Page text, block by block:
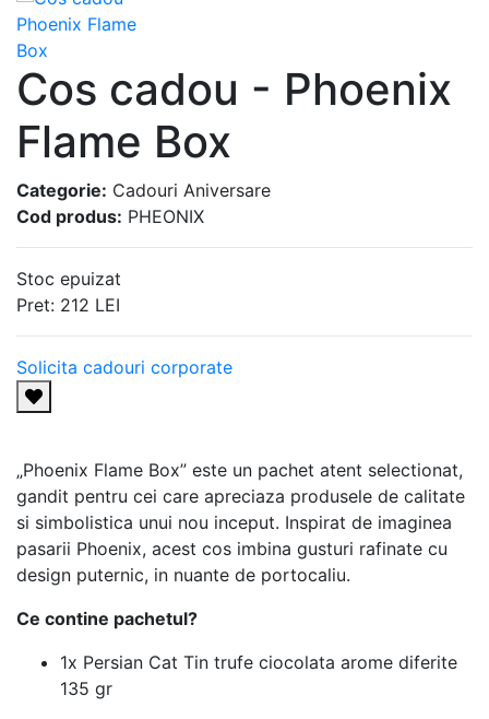
Cos cadou - Phoenix
Flame Box
Categorie: Cadouri Aniversare
Cod produs: PHEONIX
Stoc epuizat
Pret: 212 LEI
Solicita cadouri corporate
„Phoenix Flame Box” este un pachet atent selectionat,
gandit pentru cei care apreciaza produsele de calitate
si simbolistica unui nou inceput. Inspirat de imaginea
pasarii Phoenix, acest cos imbina gusturi rafinate cu
design puternic, in nuante de portocaliu.
Ce contine pachetul?
1x Persian Cat Tin trufe ciocolata arome diferite
135 gr